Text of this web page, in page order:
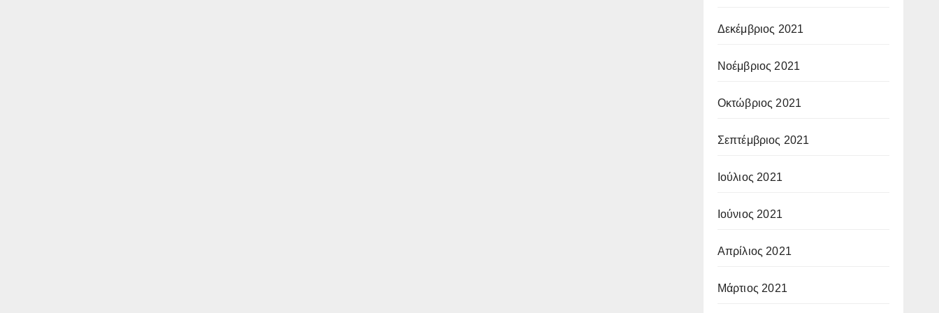
Δεκέμβριος 2021
Νοέμβριος 2021
Οκτώβριος 2021
Σεπτέμβριος 2021
Ιούλιος 2021
Ιούνιος 2021
Απρίλιος 2021
Μάρτιος 2021